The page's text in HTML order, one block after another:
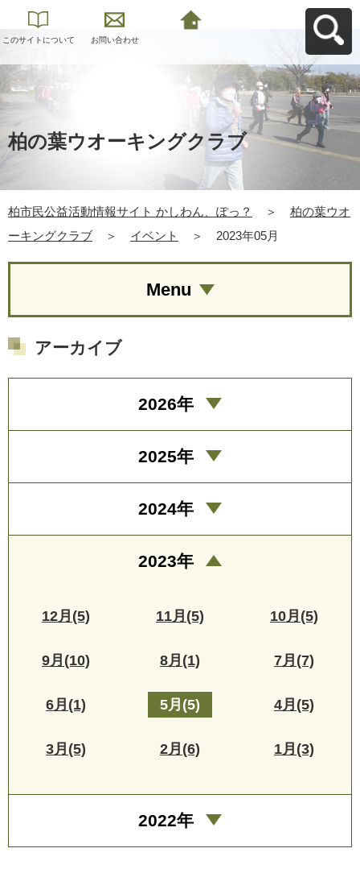
このサイトについて お問い合わせ
柏の葉ウオーキングクラブ
柏市民公益活動情報サイト かしわん、ぽっ？ ＞
柏の葉ウオ
ーキングクラブ
＞ イベント ＞ 2023年05月
Menu
アーカイブ
2026年
2025年
2024年
2023年
12月(5) 11月(5) 10月(5)
9月(10) 8月(1) 7月(7)
6月(1) 5月(5) 4月(5)
3月(5) 2月(6) 1月(3)
2022年